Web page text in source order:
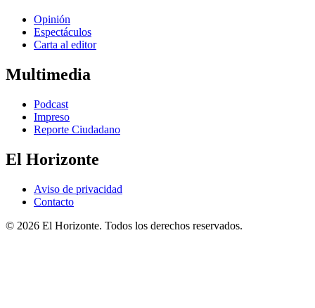
Opinión
Espectáculos
Carta al editor
Multimedia
Podcast
Impreso
Reporte Ciudadano
El Horizonte
Aviso de privacidad
Contacto
© 2026 El Horizonte. Todos los derechos reservados.